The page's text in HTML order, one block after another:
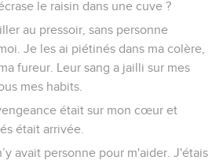
le raisin dans une cuve ?
au pressoir, sans personne
Je les ai piétinés dans ma colère,
fureur. Leur sang a jailli sur mes
mes habits.
était sur mon cœur et
était arrivée.
avait personne pour m'aider. J'étais